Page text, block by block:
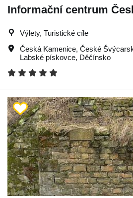
Informační centrum
Výlety, Turistické cíle
Česká Kamenice, České
Labské pískovce, Děčínsko